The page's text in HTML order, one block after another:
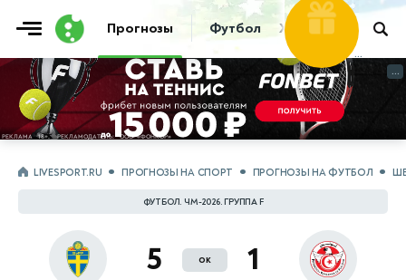
Прогнозы Футбол Хоккей Теннис
Фрибет
30 000 ₽
...
...
LIVESPORT.RU ПРОГНОЗЫ НА СПОРТ ПРОГНОЗЫ НА ФУТБОЛ
ФУТБОЛ. ЧМ-2026. ГРУППА F
5 ок 1